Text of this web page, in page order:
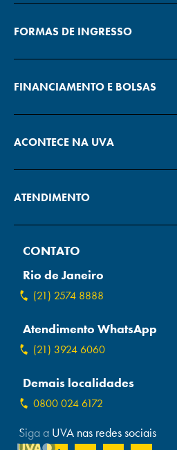
FORMAS DE INGRESSO
FINANCIAMENTO E BOLSAS
ACONTECE NA UVA
ATENDIMENTO
CONTATO
Rio de Janeiro
(21) 2574 8888
Atendimento WhatsApp
(21) 3924 6060
Demais localidades
0800 024 6172
Siga a UVA nas redes sociais